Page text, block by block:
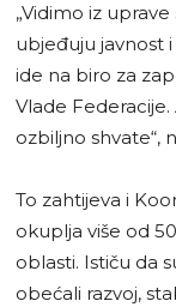
„Vidimo iz
ubjeđuju javnost
ide na biro za
Vlade
ozbiljno shvate“,
To zahtijeva i
okuplja više od
oblasti. Ističu da
obećali razvoj,